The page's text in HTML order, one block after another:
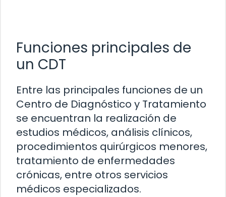
Funciones principales de
un CDT
Entre las principales funciones de un
Centro de Diagnóstico y Tratamiento
se encuentran la realización de
estudios médicos, análisis clínicos,
procedimientos quirúrgicos menores,
tratamiento de enfermedades
crónicas, entre otros servicios
médicos especializados.